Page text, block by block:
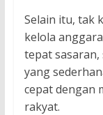
Selain itu, tak
kelola
tepat
yang
cepat dengan
rakyat.